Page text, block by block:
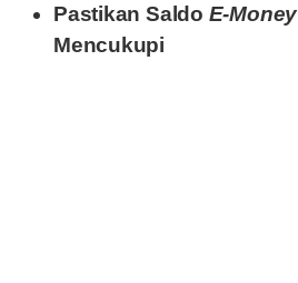
Pastikan Saldo E-Money
Mencukupi